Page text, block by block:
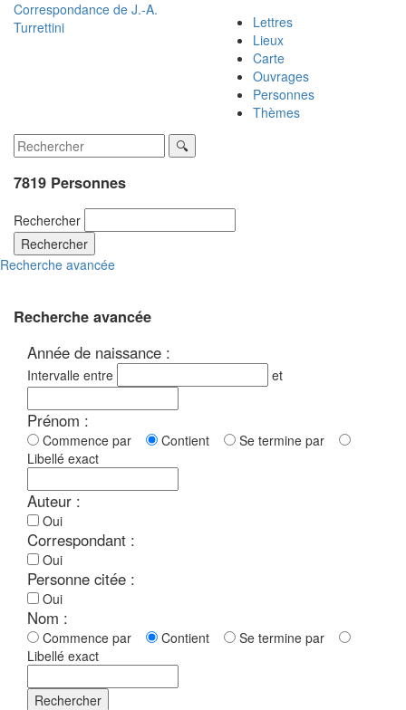
Correspondance de J.-A.
Turrettini
Lettres
Lieux
Carte
Ouvrages
Personnes
Thèmes
7819 Personnes
Rechercher
Rechercher
Recherche avancée
Recherche avancée
Année de naissance :
Intervalle entre et
Prénom :
Commence par Contient
Se termine par
Libellé exact
Auteur :
Oui
Correspondant :
Oui
Personne citée :
Oui
Nom :
Commence par Contient
Se termine par
Libellé exact
Rechercher